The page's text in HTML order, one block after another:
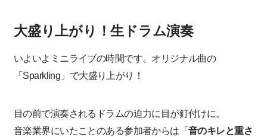
大盛り上がり！生ドラム演奏
いよいよミニライブの時間です。オリジナル曲の
「Sparkling」で大盛り上がり！
目の前で演奏されるドラムの迫力に目が釘付けに。
音楽業界にいたことのある参加者からは「音のキレと重さ